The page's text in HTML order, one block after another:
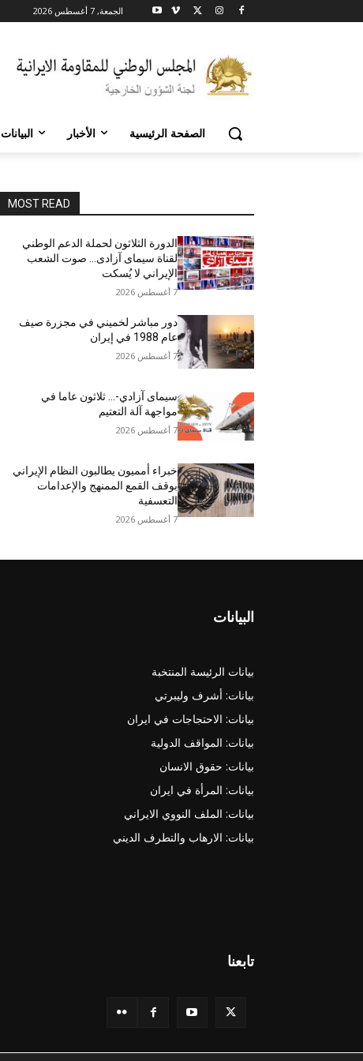
الجمعة, 7 أغسطس 2026
الصفحة الرئيسية الأخبار البيانات
MOST READ
الدورة الثلاثون لحملة الدعم الوطني
لقناة سیمای آزادی… صوت الشعب
الإيراني لا يُسكت
7 أغسطس 2026
دور مباشر لخميني في مجزرة صيف
عام 1988 في إيران
7 أغسطس 2026
سيمای آزادي-… ثلاثون عاما في
مواجهة آلة التعتيم
7 أغسطس 2026
خبراء أمميون يطالبون النظام الإيراني
بوقف القمع الممنهج والإعدامات
التعسفية
7 أغسطس 2026
البيانات
بيانات الرئيسة المنتخبة
بيانات: أشرف وليبرتي
بيانات: الاحتجاجات في ايران
بيانات: المواقف الدولية
بيانات: حقوق الانسان
بيانات: المرأة في ايران
بيانات: الملف النووي الايراني
بيانات: الارهاب والتطرف الديني
تابعنا